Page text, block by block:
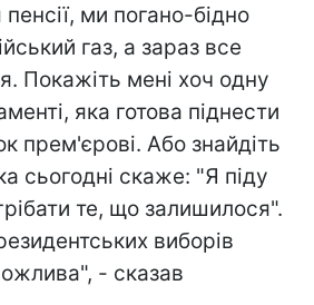
ми погано-бідно
газ, а зараз все
Покажіть мені хоч одну
яка готова піднести
прем'єрові. Або знайдіть
сьогодні скаже: "Я піду
те, що залишилося".
виборів
- сказав